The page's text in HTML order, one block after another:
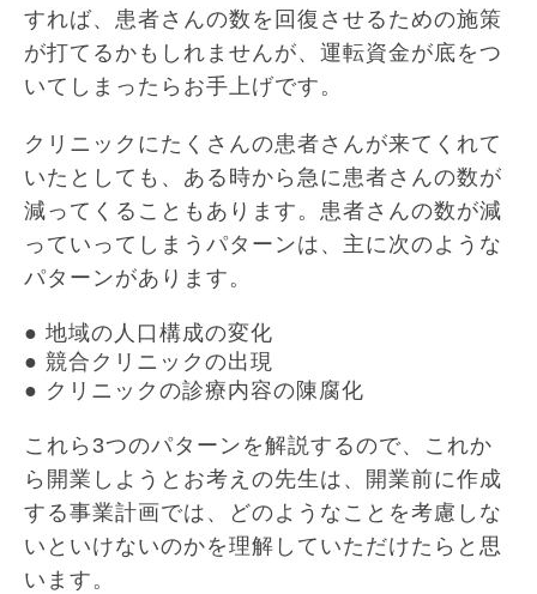
すれば、患者さんの数を回復させるための施策
が打てるかもしれませんが、運転資金が底をつ
いてしまったらお手上げです。
クリニックにたくさんの患者さんが来てくれて
いたとしても、ある時から急に患者さんの数が
減ってくることもあります。患者さんの数が減
っていってしまうパターンは、主に次のような
パターンがあります。
● 地域の人口構成の変化
● 競合クリニックの出現
● クリニックの診療内容の陳腐化
これら3つのパターンを解説するので、これか
ら開業しようとお考えの先生は、開業前に作成
する事業計画では、どのようなことを考慮しな
いといけないのかを理解していただけたらと思
います。